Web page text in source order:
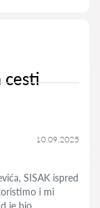
cesti
10.09.2025
SISAK ispred
i mi
je bio